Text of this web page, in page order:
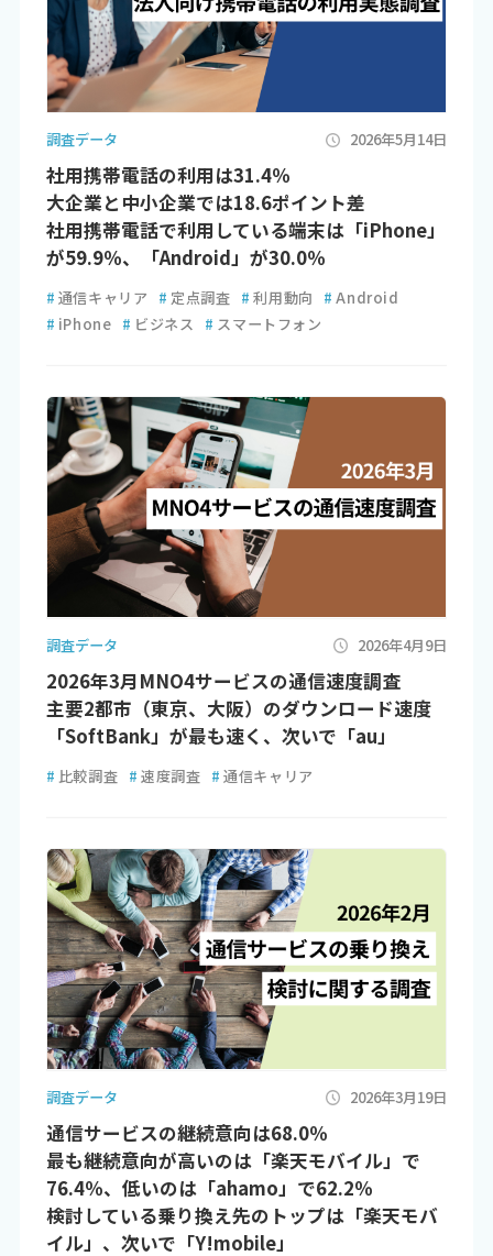
調査データ 2026年5月14日
社用携帯電話の利用は31.4％
大企業と中小企業では18.6ポイント差
社用携帯電話で利用している端末は「iPhone」
が59.9％、「Android」が30.0％
# 通信キャリア # 定点調査 # 利用動向 # Android
# iPhone # ビジネス # スマートフォン
調査データ 2026年4月9日
2026年3月MNO4サービスの通信速度調査
主要2都市（東京、大阪）のダウンロード速度
「SoftBank」が最も速く、次いで「au」
# 比較調査 # 速度調査 # 通信キャリア
調査データ 2026年3月19日
通信サービスの継続意向は68.0％
最も継続意向が高いのは「楽天モバイル」で
76.4％、低いのは「ahamo」で62.2％
検討している乗り換え先のトップは「楽天モバ
イル」、次いで「Y!mobile」